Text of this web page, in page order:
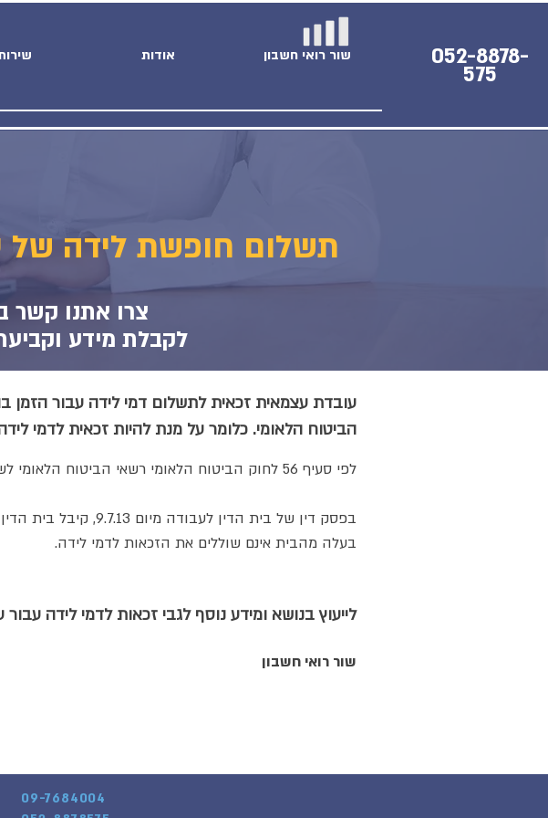
שור רואי חשבון אודות 052-8878-
575
תשלום חופשת לידה של
צרו אתנו קשר
לקבלת מידע
הביטוח הלאומי. כלומר על מנת להיות זכאית לדמי
לפי סעיף 56 לחוק הביטוח הלאומי רשאי הביטוח הלאומי לשלול זכאות העובדת לדמי לידה במידה ועבדה שלא במשק ביתה.
בפסק דין של בית
בעלה מהבית אינם שוללים את הזכאות לדמי לידה.
לייעוץ בנושא ומידע נוסף לגבי זכאות לדמי לידה עבור
שור רואי חשבון
09-7684004